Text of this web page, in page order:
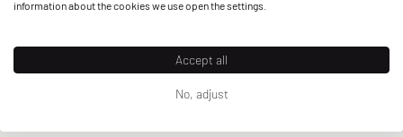
NUESTRAS TIENDAS
information about the cookies we use open the settings.
Accept all
No, adjust